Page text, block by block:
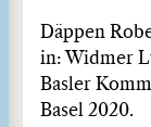
Däppen
in: Widmer
Basler
Basel 2020.